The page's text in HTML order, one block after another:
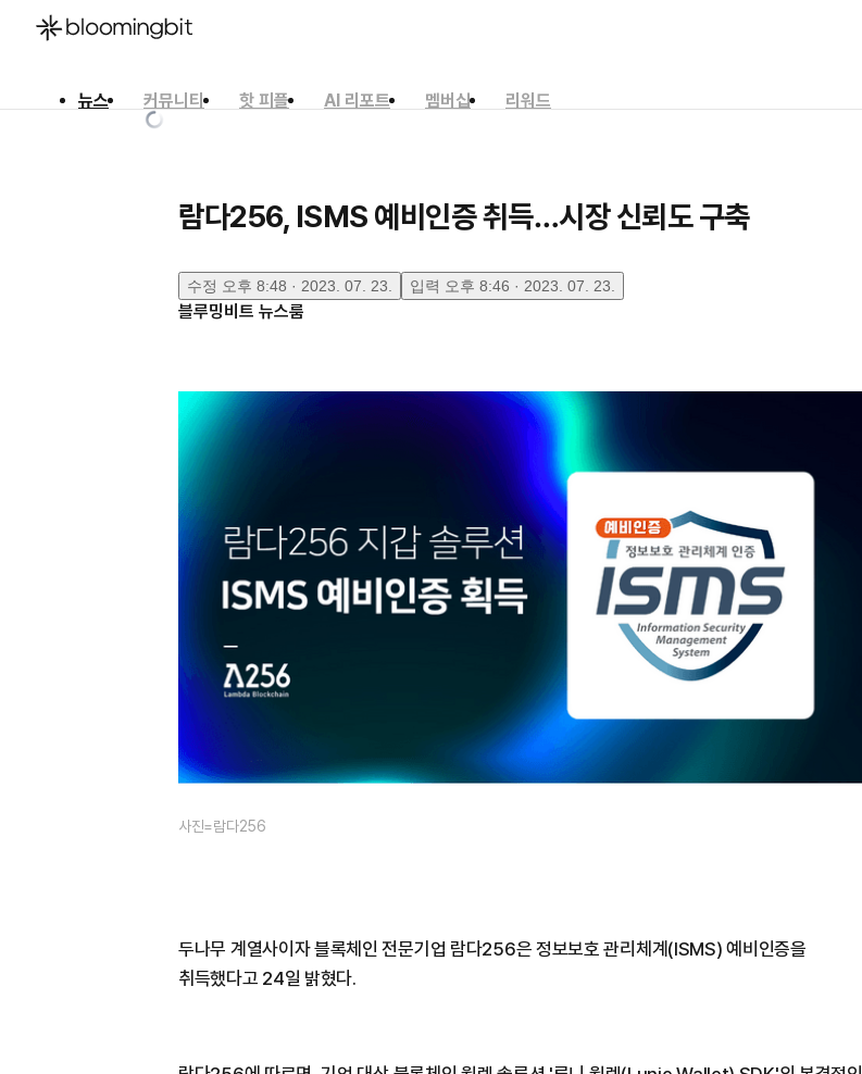
뉴스 커뮤니티 핫 피플 AI 리포트 멤버십
리워드
람다256, ISMS 예비인증 취득…시장 신뢰도 구축
수정 오후 8:48 · 2023. 07. 23. 입력 오후 8:46 · 2023. 07. 23.
블루밍비트 뉴스룸
사진=람다256
두나무 계열사이자 블록체인 전문기업 람다256은 정보보호 관리체계(ISMS) 예비인증을
취득했다고 24일 밝혔다.